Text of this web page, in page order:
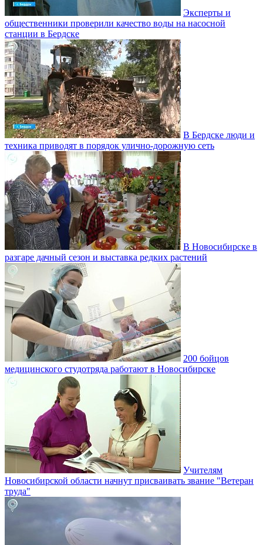
Эксперты и
общественники проверили качество воды на насосной
станции в Бердске
В Бердске люди и
техника приводят в порядок улично‑дорожную сеть
В Новосибирске в
разгаре дачный сезон и выставка редких растений
200 бойцов
медицинского студотряда работают в Новосибирске
Учителям
Новосибирской области начнут присваивать звание "Ветеран
труда"